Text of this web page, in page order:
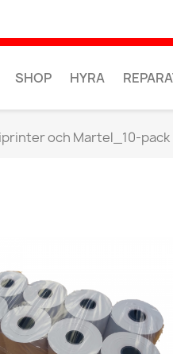
SHOP HYRA
och Martel_10-pack